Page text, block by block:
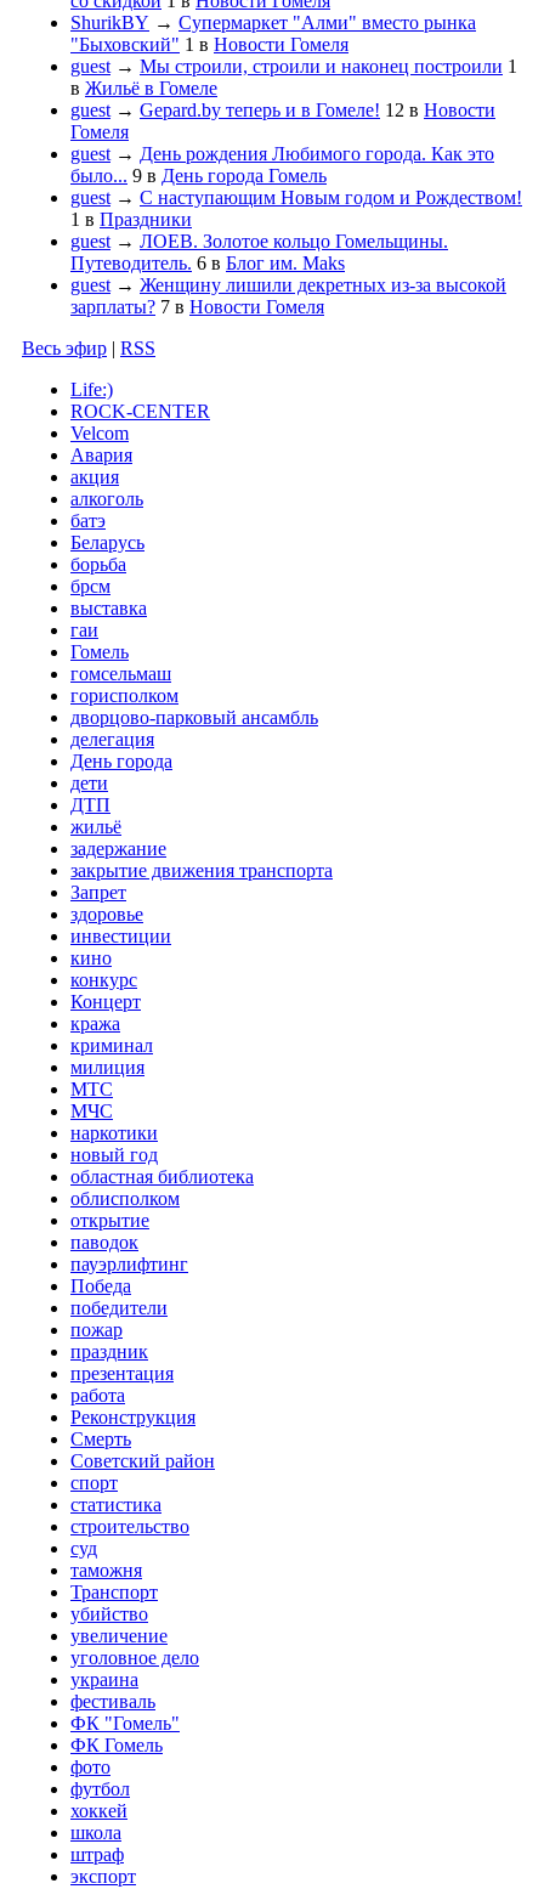
ShurikBY → Супермаркет "Алми" вместо рынка
"Быховский" 1 в Новости Гомеля
guest → Мы строили, строили и наконец построили 1
в Жильё в Гомеле
guest → Gepard.by теперь и в Гомеле! 12 в Новости
Гомеля
guest → День рождения Любимого города. Как это
было... 9 в День города Гомель
guest → С наступающим Новым годом и Рождеством!
1 в Праздники
guest → ЛОЕВ. Золотое кольцо Гомельщины.
Путеводитель. 6 в Блог им. Maks
guest → Женщину лишили декретных из-за высокой
зарплаты? 7 в Новости Гомеля
Весь эфир | RSS
Life:)
ROCK-CENTER
Velcom
Авария
акция
алкоголь
батэ
Беларусь
борьба
брсм
выставка
гаи
Гомель
гомсельмаш
горисполком
дворцово-парковый ансамбль
делегация
День города
дети
ДТП
жильё
задержание
закрытие движения транспорта
Запрет
здоровье
инвестиции
кино
конкурс
Концерт
кража
криминал
милиция
МТС
МЧС
наркотики
новый год
областная библиотека
облисполком
открытие
паводок
пауэрлифтинг
Победа
победители
пожар
праздник
презентация
работа
Реконструкция
Смерть
Советский район
спорт
статистика
строительство
суд
таможня
Транспорт
убийство
увеличение
уголовное дело
украина
фестиваль
ФК "Гомель"
ФК Гомель
фото
футбол
хоккей
школа
штраф
экспорт